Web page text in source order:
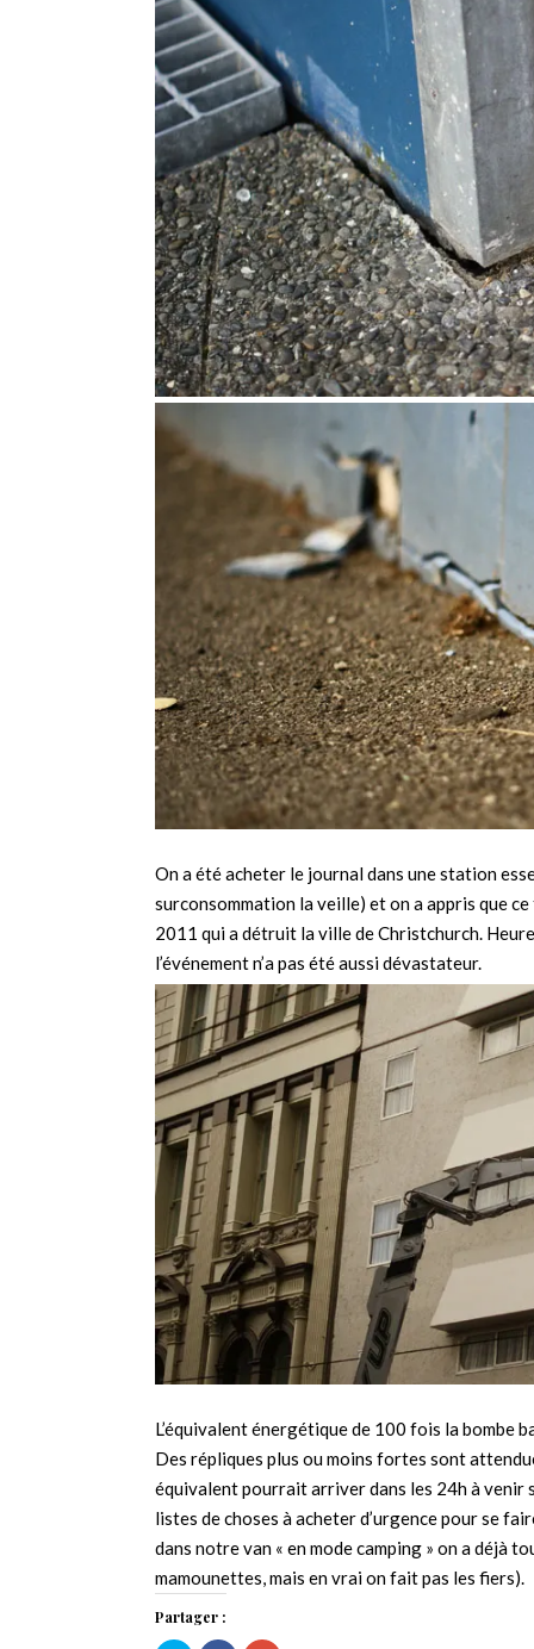
On a été acheter le journal dans une station
surconsommation la veille) et on a appris que
2011 qui a détruit la ville de Christchurch.
l’événement n’a pas été aussi dévastateur.
L’équivalent énergétique de 100 fois la bombe
Des répliques plus ou moins fortes sont
équivalent pourrait arriver dans les 24h à venir
listes de choses à acheter d’urgence pour se
dans notre van « en mode camping » on a déjà
mamounettes, mais en vrai on fait pas les fiers).
Partager :